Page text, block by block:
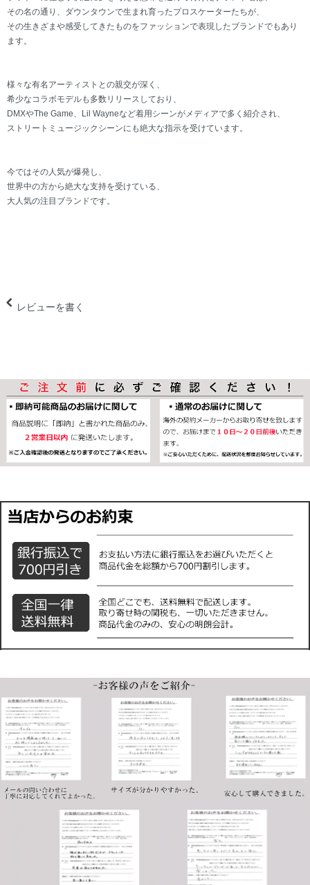
その名の通り、ダウンタウンで生まれ育ったプロスケーターたちが、
その生きざまや感受してきたものをファッションで表現したブランドでもあり
ます。
様々な有名アーティストとの親交が深く、
希少なコラボモデルも多数リリースしており、
DMXやThe Game、Lil Wayneなど着用シーンがメディアで多く紹介され、
ストリートミュージックシーンにも絶大な指示を受けています。
今ではその人気が爆発し、
世界中の方から絶大な支持を受けている、
大人気の注目ブランドです。
レビューを書く